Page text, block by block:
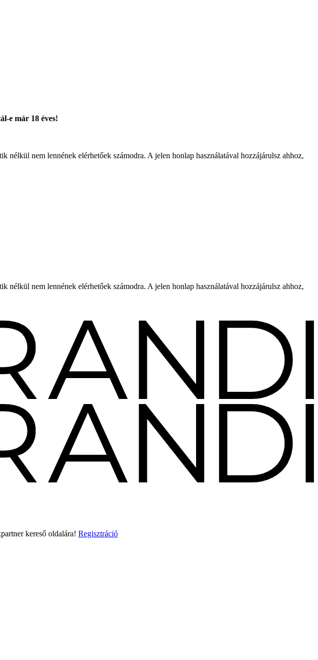
e már 18 éves!
nem lennének elérhetőek számodra. A jelen honlap használatával hozzájárulsz ahhoz,
nem lennének elérhetőek számodra. A jelen honlap használatával hozzájárulsz ahhoz,
kereső oldalára! Regisztráció